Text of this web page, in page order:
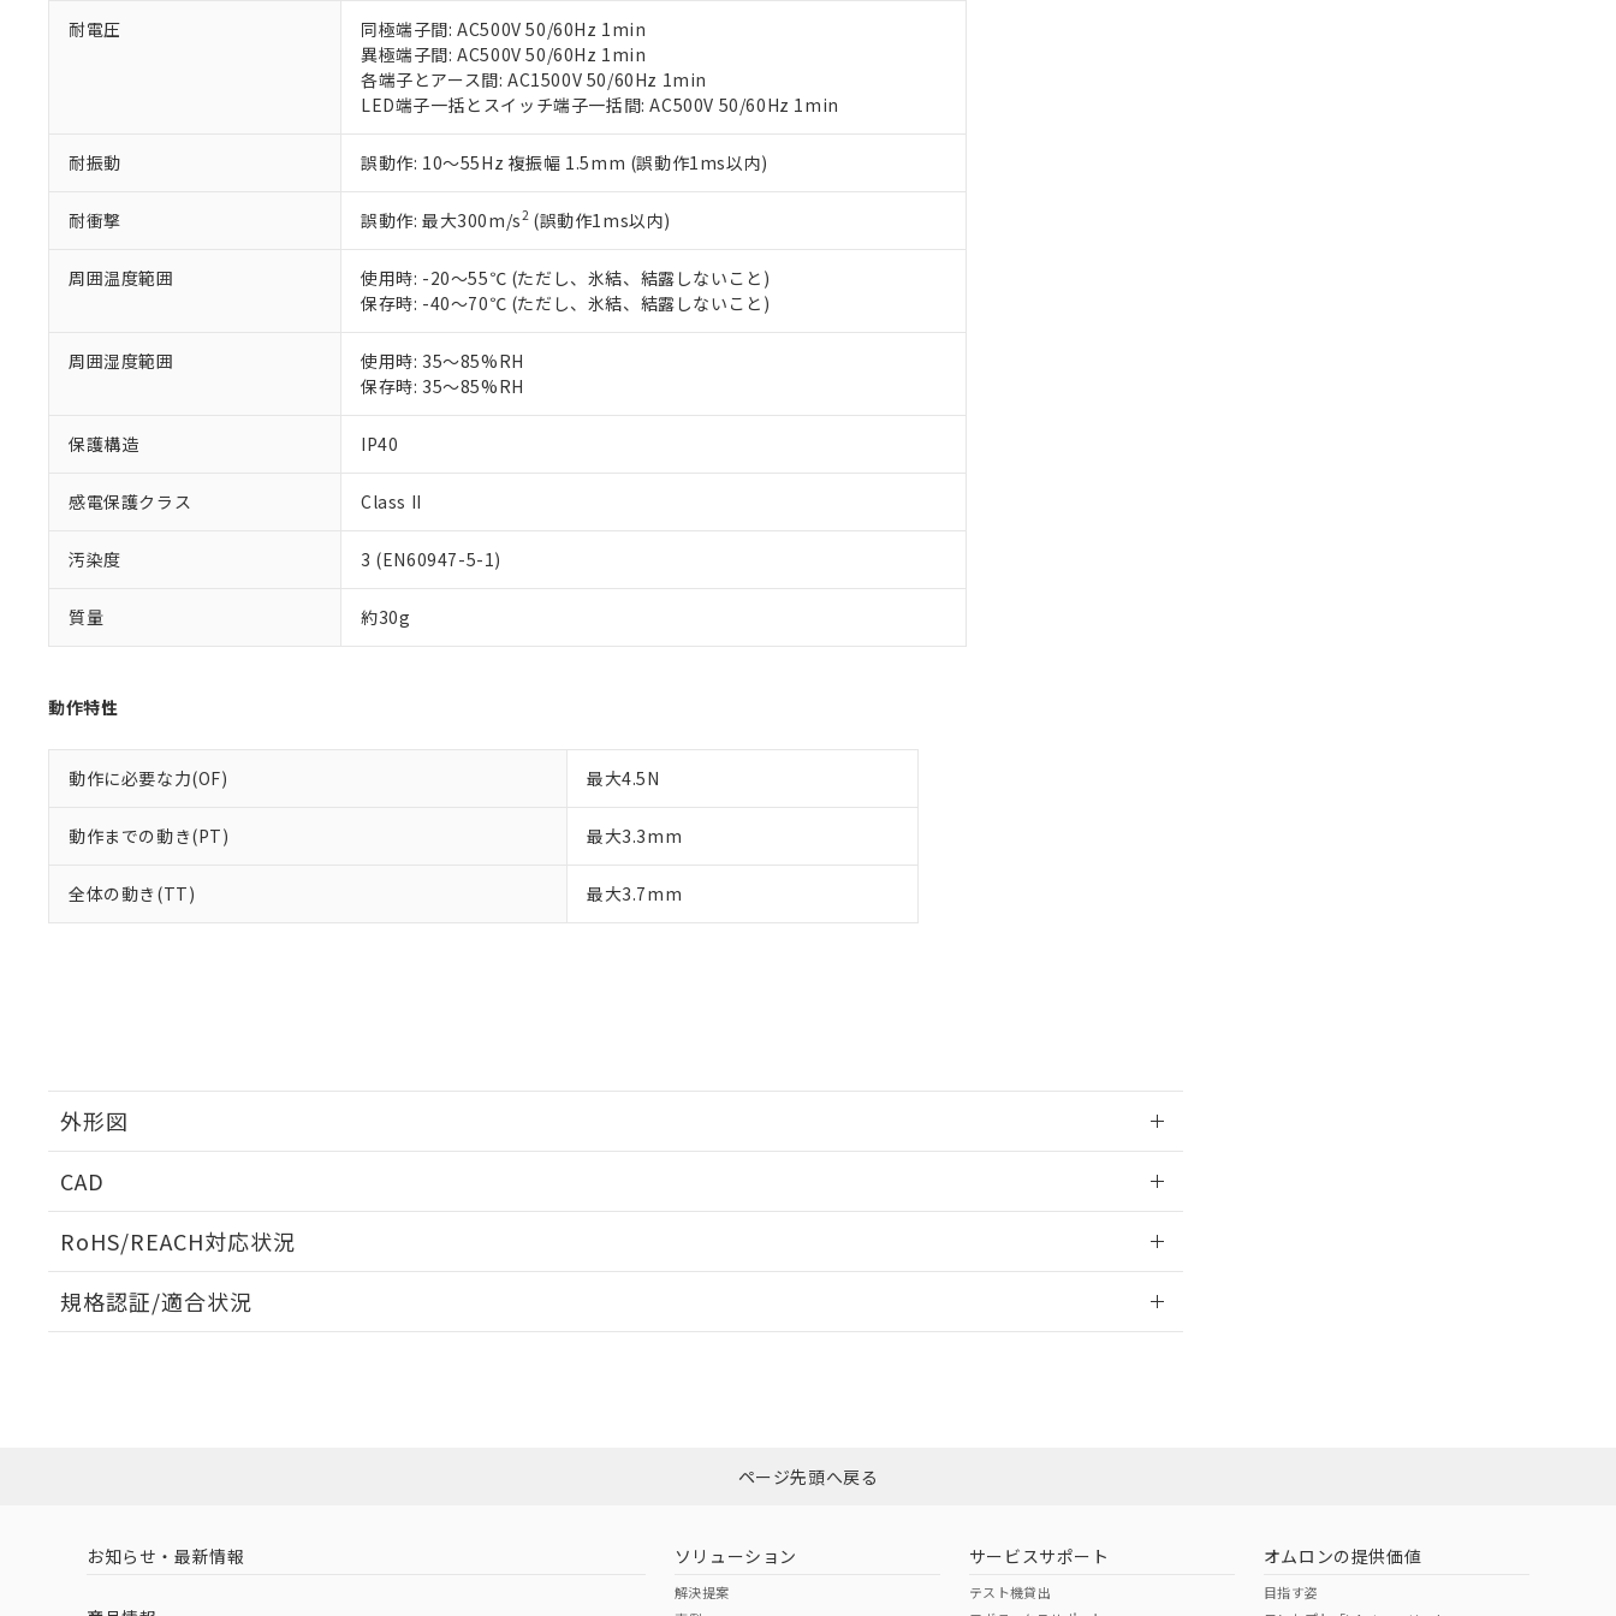
耐電圧
同極端子間: AC500V 50/60Hz 1min
異極端子間: AC500V 50/60Hz 1min
各端子とアース間: AC1500V 50/60Hz 1min
LED端子一括とスイッチ端子一括間: AC500V 50/60Hz 1min
耐振動 誤動作: 10～55Hz 複振幅 1.5mm (誤動作1ms以内)
耐衝撃 誤動作: 最大300m/s2(誤動作1ms以内)
周囲温度範囲
使用時: -20～55℃ (ただし、氷結、結露しないこと)
保存時: -40～70℃ (ただし、氷結、結露しないこと)
周囲湿度範囲
使用時: 35～85%RH
保存時: 35～85%RH
保護構造 IP40
感電保護クラス Class II
汚染度 3 (EN60947-5-1)
質量 約30g
動作特性
動作に必要な力(OF) 最大4.5N
動作までの動き(PT) 最大3.3mm
全体の動き(TT) 最大3.7mm
外形図
CAD
RoHS/REACH対応状況
EU RoHS 注意事項・凡例
ダウンロードはこちら
中国 RoHS 注意事項・凡例
規格認証/適合状況
正式な納期状況および標準価格はお客様のお取引先、またはお客様担当のオムロン制御機器販売店・
当社販売員にご相談ください。
オムロン制御機器販売店や当社販売拠点は「
在庫状況および標準価格結果を当社の事前の承諾なく第三者に漏洩または開示しないようお願いしま
す。
マイパーツ機能（部品リスト作成サービス）をご利用いただくには、I-Webメンバーズにご登録され
ている必要があります。
お客様が当ウェブサイト上で当社にご登録された部品リストについて、当社および当社の共同利用者
が、当社の製品・サービスに関するお客様との取引・商談に必要な範囲で利用することをご了承くだ
※当社の共同利用者とは、"個人情報の共同利用に関して"
いる法人を指します。
※2 対応予定月
部品在庫の切り替え状況などにより、予定月が前後することがあります。
※3 非含有証明書ダウンロード
下記の非含有証明書をダウンロードすることができます。
EU RoHS指令（10物質）の非含有証明書
51物質の非含有証明書（当社基準）
※本証明書は発行日時点で非含有を証明するもので、過去に遡って非含有を証明するものではありません。
また、RoHS指令のフタル酸エステル類４物質の対応では、対応完了までの期間は出荷製品に未対応品が
混在することから備考欄に対応日を記載しておりました。
既に当社にて対応品への在庫切替を完了していることから、特段のことがない限り、2022年1月12日よ
り割愛しております。
DBP(フタル酸ジブチル) : 1000ppm、 DIBP(フタル酸ジイソブチル) : 1000ppm、 BBP(フタル酸ブチルベンジル) : 1000ppm、
DEHP(フタル酸ビス(2-エチルヘキシル)) : 1000ppm
※2 環境保護使用期限
「10」：通常の使用状況下において有害物質が外部に漏えいし、環境に深刻な影響を及ぼさない年数を意
味します。
「－」：未確認です。当社販売部門へお問い合わせください。
置等に一切使用いたしません。
当社は、貴社製品を第三者に販売する場合は、上記1、2および3の内容を当該第三者に通知します。
また当社は、販売先および販売に係わる関係者が違法に輸出するおそれがある場合は、取り引きをい
たしません。
△ 一定数には満たないが在庫あり
－
在庫なし(最新の在庫状況については、お客様のお取引先、またはお客様担当のオムロン制御
白
ページ先頭へ戻る
お知らせ・最新情報 ソリューション
解決提案
サービスサポート
テスト機貸出
オムロンの提供価値
目指す姿